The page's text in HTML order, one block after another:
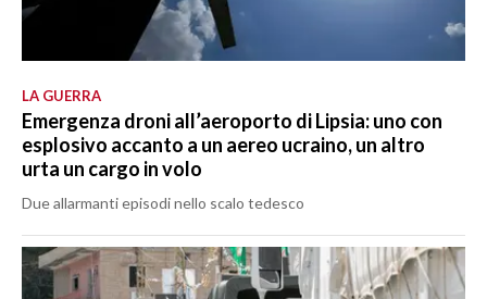
LA GUERRA
Emergenza droni all’aeroporto di Lipsia: uno con
esplosivo accanto a un aereo ucraino, un altro
urta un cargo in volo
Due allarmanti episodi nello scalo tedesco